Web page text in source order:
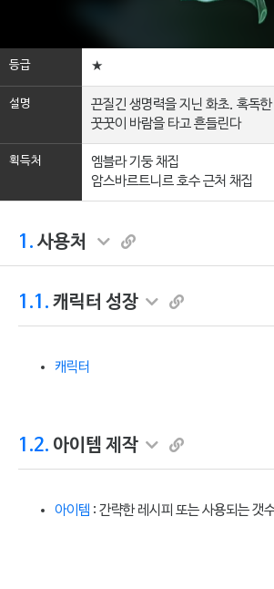
등급 ★
설명
끈질긴 생명력을 지닌 화초. 혹독
꿋꿋이 바람을 타고 흔들린다
획득처
엠블라 기둥 채집
암스바르트니르 호수 근처 채집
1. 사용처
1.1. 캐릭터 성장
캐릭터
1.2. 아이템 제작
아이템 : 간략한 레시피 또는 사용되는 갯